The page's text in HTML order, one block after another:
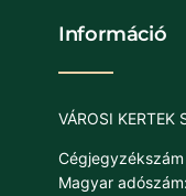
Információ
VÁROSI KERTEK
Cégjegyzékszám
Magyar